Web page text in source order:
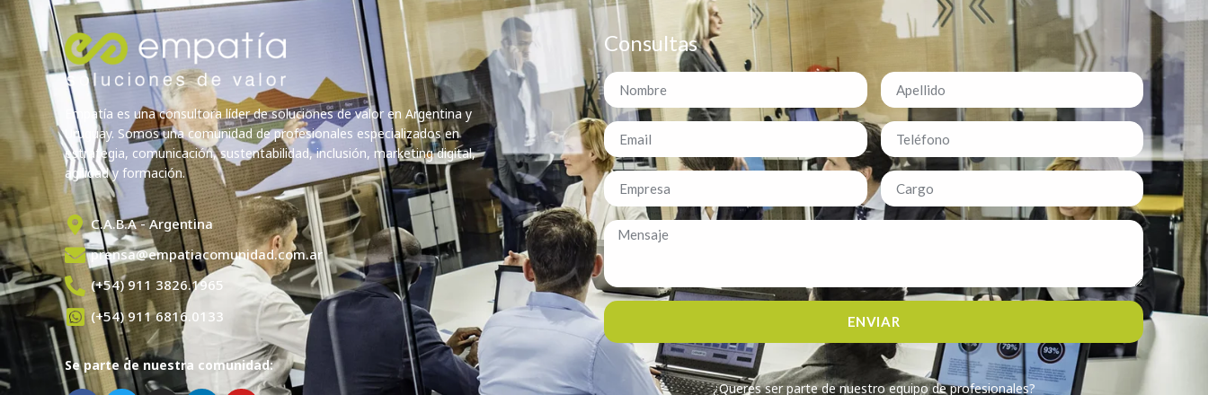
Empatía es una consultora líder de soluciones de valor en Argentina y
Uruguay. Somos una comunidad de profesionales especializados en
estrategia, comunicación, sustentabilidad, inclusión, marketing digital,
agilidad y formación.
C.A.B.A - Argentina
prensa@empatiacomunidad.com.ar
(+54) 911 3826.1965
(+54) 911 6816.0133
Se parte de nuestra comunidad:
Consultas
ENVIAR
¿Queres ser parte de nuestro equipo de profesionales?